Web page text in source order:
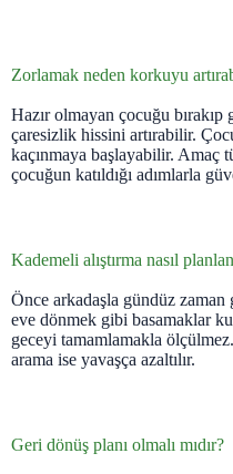
Zorlamak neden korkuyu
Hazır olmayan çocuğu
çaresizlik hissini artırabilir.
kaçınmaya başlayabilir. Amaç
çocuğun katıldığı adımlarla
Kademeli alıştırma nasıl
Önce arkadaşla gündüz
eve dönmek gibi basamaklar
geceyi tamamlamakla
arama ise yavaşça azaltılır.
Geri dönüş planı olmalı mıdır?